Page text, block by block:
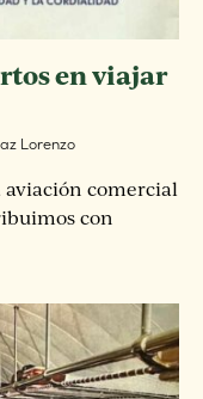
en viajar
Lorenzo
comercial
con